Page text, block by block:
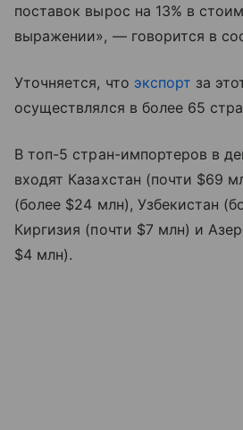
поставок вырос на 13% в
выражении», — говорится в
Уточняется, что экспорт за
осуществлялся в более 65
В топ-5 стран-импортеров в
входят Казахстан (почти $69
(более $24 млн), Узбекистан
Киргизия (почти $7 млн) и
$4 млн).